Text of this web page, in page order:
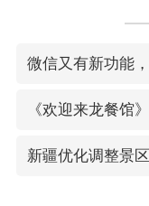
《欢迎来龙餐馆